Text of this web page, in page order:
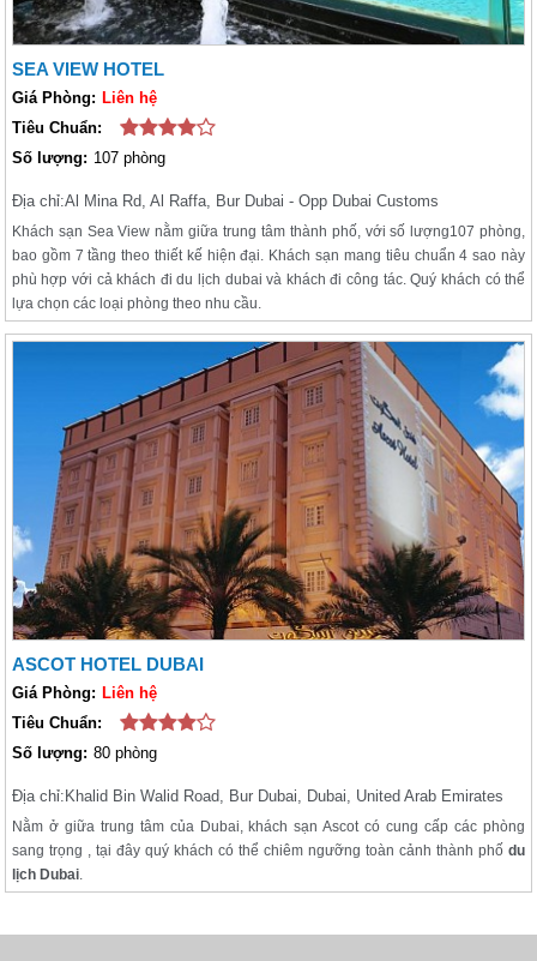
SEA VIEW HOTEL
Giá Phòng: Liên hệ
Tiêu Chuẩn:
Số lượng: 107 phòng
Địa chỉ:Al Mina Rd, Al Raffa, Bur Dubai - Opp Dubai Customs
Khách sạn Sea View nằm giữa trung tâm thành phố, với số lượng107 phòng,
bao gồm 7 tầng theo thiết kế hiện đại. Khách sạn mang tiêu chuẩn 4 sao này
phù hợp với cả khách đi du lịch dubai và khách đi công tác. Quý khách có thể
lựa chọn các loại phòng theo nhu cầu.
ASCOT HOTEL DUBAI
Giá Phòng: Liên hệ
Tiêu Chuẩn:
Số lượng: 80 phòng
Địa chỉ:Khalid Bin Walid Road, Bur Dubai, Dubai, United Arab Emirates
Nằm ở giữa trung tâm của Dubai, khách sạn Ascot có cung cấp các phòng
sang trọng , tại đây quý khách có thể chiêm ngưỡng toàn cảnh thành phốdu
lịch Dubai.